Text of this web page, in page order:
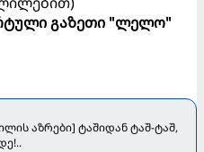
გაზეთი "ლელო"
აზრები] ტაშიდან ტაშ-ტაშ,